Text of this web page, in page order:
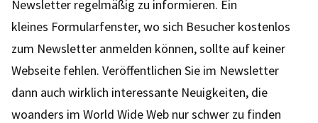
Newsletter regelmäßig zu informieren. Ein
kleines Formularfenster, wo sich Besucher kostenlos
zum Newsletter anmelden können, sollte auf keiner
Webseite fehlen. Veröffentlichen Sie im Newsletter
dann auch wirklich interessante Neuigkeiten, die
woanders im World Wide Web nur schwer zu finden